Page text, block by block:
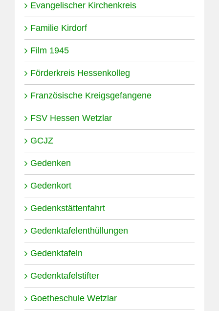
Evangelischer Kirchenkreis
Familie Kirdorf
Film 1945
Förderkreis Hessenkolleg
Französische Kreigsgefangene
FSV Hessen Wetzlar
GCJZ
Gedenken
Gedenkort
Gedenkstättenfahrt
Gedenktafelenthüllungen
Gedenktafeln
Gedenktafelstifter
Goetheschule Wetzlar